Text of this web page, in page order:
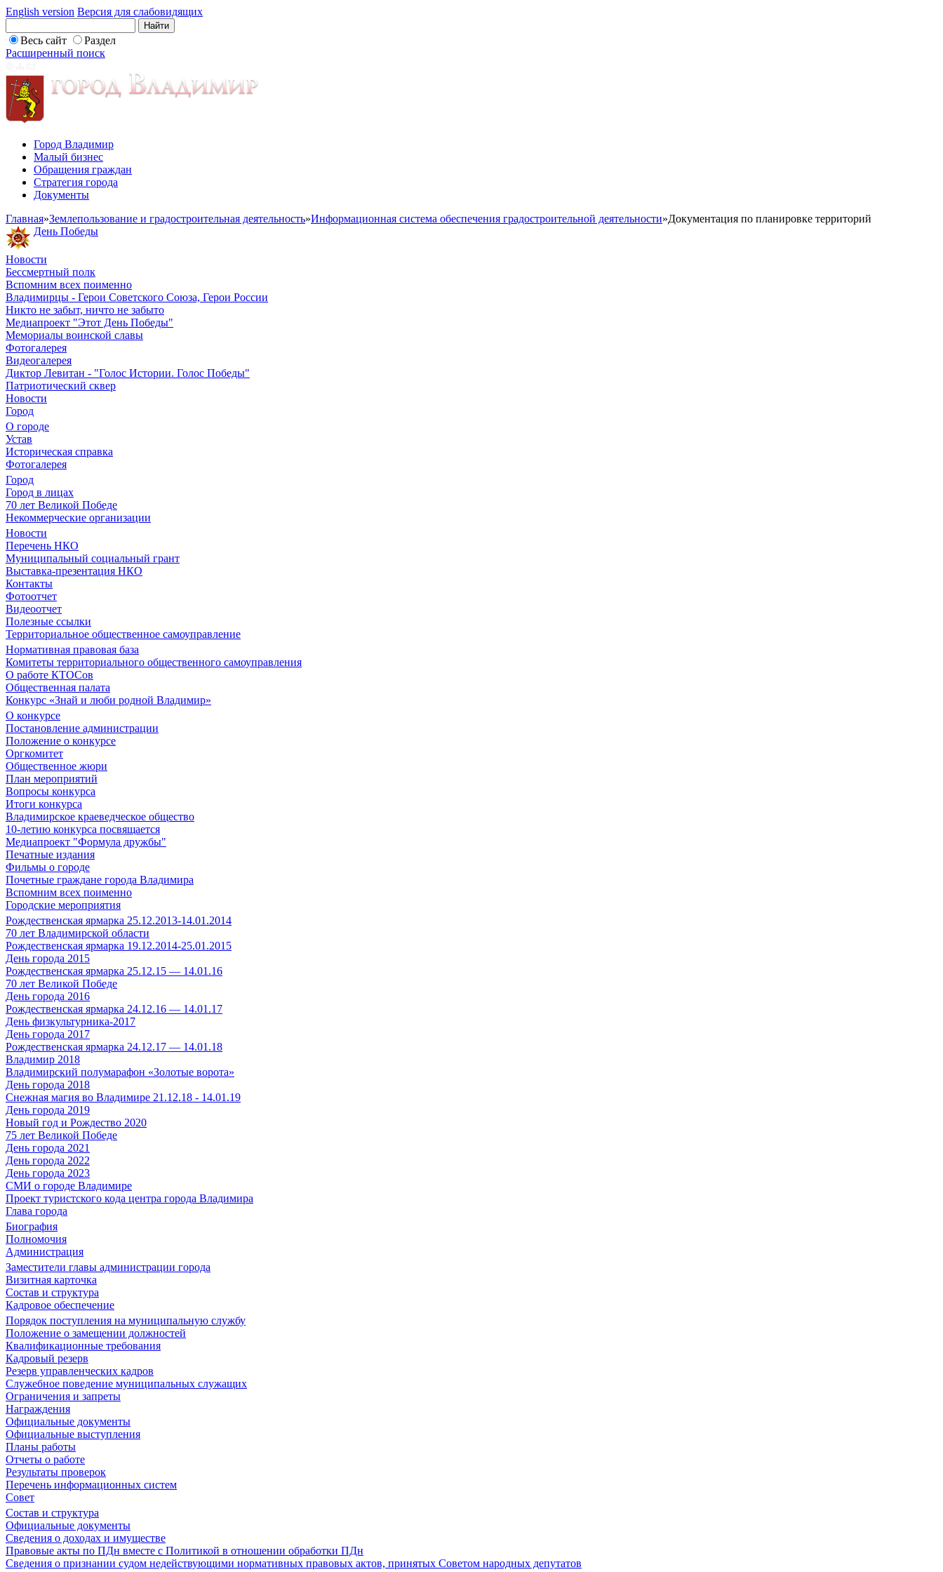
English version Версия для слабовидящих
Весь сайт
Раздел
Расширенный поиск
Город Владимир
Малый бизнес
Обращения граждан
Стратегия города
Документы
Главная»Землепользование и градостроительная деятельность»Информационная система обеспечения градостроительной деятельности»Документация по планировке территорий
День Победы
Новости
Бессмертный полк
Вспомним всех поименно
Владимирцы - Герои Советского Союза, Герои России
Никто не забыт, ничто не забыто
Медиапроект "Этот День Победы"
Мемориалы воинской славы
Фотогалерея
Видеогалерея
Диктор Левитан - "Голос Истории. Голос Победы"
Патриотический сквер
Новости
Город
О городе
Устав
Историческая справка
Фотогалерея
Город
Город в лицах
70 лет Великой Победе
Некоммерческие организации
Новости
Перечень НКО
Муниципальный социальный грант
Выставка-презентация НКО
Контакты
Фотоотчет
Видеоотчет
Полезные ссылки
Территориальное общественное самоуправление
Нормативная правовая база
Комитеты территориального общественного самоуправления
О работе КТОСов
Общественная палата
Конкурс «Знай и люби родной Владимир»
О конкурсе
Постановление администрации
Положение о конкурсе
Оргкомитет
Общественное жюри
План мероприятий
Вопросы конкурса
Итоги конкурса
Владимирское краеведческое общество
10-летию конкурса посвящается
Медиапроект "Формула дружбы"
Печатные издания
Фильмы о городе
Почетные граждане города Владимира
Вспомним всех поименно
Городские мероприятия
Рождественская ярмарка 25.12.2013-14.01.2014
70 лет Владимирской области
Рождественская ярмарка 19.12.2014-25.01.2015
День города 2015
Рождественская ярмарка 25.12.15 — 14.01.16
70 лет Великой Победе
День города 2016
Рождественская ярмарка 24.12.16 — 14.01.17
День физкультурника-2017
День города 2017
Рождественская ярмарка 24.12.17 — 14.01.18
Владимир 2018
Владимирский полумарафон «Золотые ворота»
День города 2018
Снежная магия во Владимире 21.12.18 - 14.01.19
День города 2019
Новый год и Рождество 2020
75 лет Великой Победе
День города 2021
День города 2022
День города 2023
СМИ о городе Владимире
Проект туристского кода центра города Владимира
Глава города
Биография
Полномочия
Администрация
Заместители главы администрации города
Визитная карточка
Состав и структура
Кадровое обеспечение
Порядок поступления на муниципальную службу
Положение о замещении должностей
Квалификационные требования
Кадровый резерв
Резерв управленческих кадров
Служебное поведение муниципальных служащих
Ограничения и запреты
Награждения
Официальные документы
Официальные выступления
Планы работы
Отчеты о работе
Результаты проверок
Перечень информационных систем
Совет
Состав и структура
Официальные документы
Сведения о доходах и имуществе
Правовые акты по ПДн вместе с Политикой в отношении обработки ПДн
Сведения о признании судом недействующими нормативных правовых актов, принятых Советом народных депутатов